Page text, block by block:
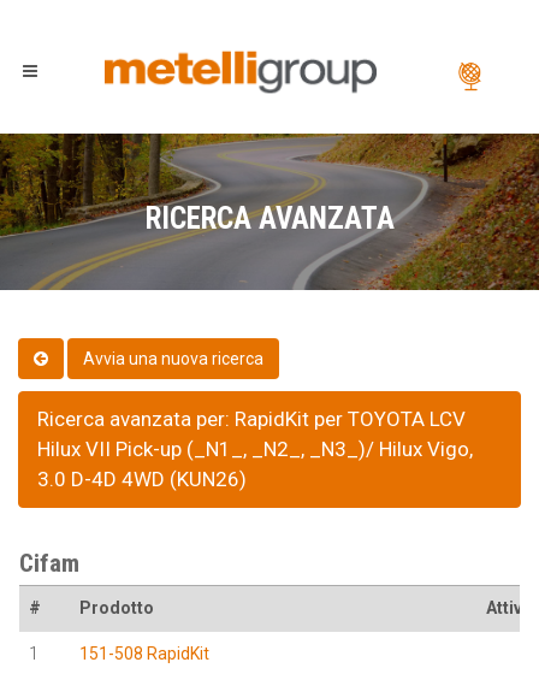
RICERCA AVANZATA
Ricerca avanzata per: RapidKit per TOYOTA LCV
Hilux VII Pick-up (_N1_, _N2_, _N3_)/ Hilux Vigo,
3.0 D-4D 4WD (KUN26)
Cifam
# Prodotto Attivo
1
151-508 RapidKit